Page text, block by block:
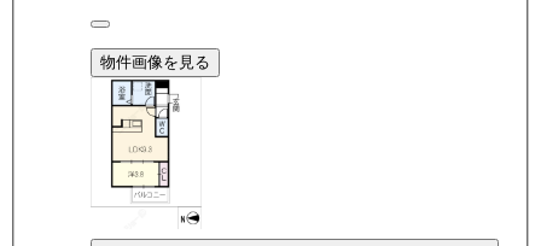
物件画像を見る